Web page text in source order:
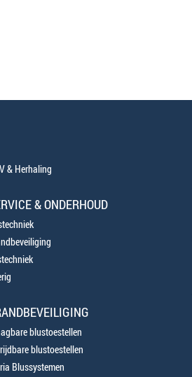
& Herhaling
& ONDERHOUD
blustoestellen
blustoestellen
Blussystemen